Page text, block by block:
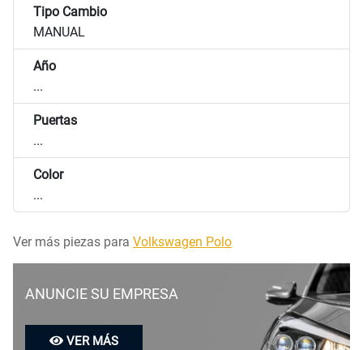
Tipo Cambio
MANUAL
Año
...
Puertas
...
Color
...
Ver más piezas para Volkswagen Polo
ANUNCIE SU EMPRESA
VER MÁS